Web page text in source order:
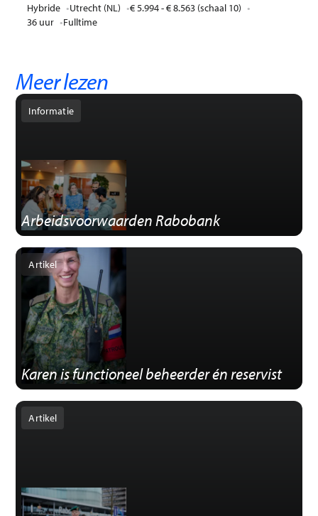
Hybride Utrecht (NL)
€ 5.994 - € 8.563 (schaal 10)
36 uur
Fulltime
Meer lezen
Informatie
Arbeids­voorwaarden Rabobank
Artikel
Karen is functioneel beheerder én reservist
Artikel